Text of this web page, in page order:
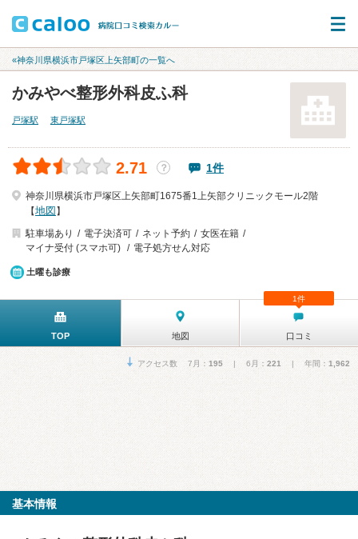
«神奈川県横浜市戸塚区上矢部町の一覧へ
かみやべ整形外科皮ふ科
戸塚駅 東戸塚駅
2.71 ？ 1件
神奈川県横浜市戸塚区上矢部町1675番1上矢部クリニックモール2階
【地図 】
駐車場あり
電子決済可 ネット予約
女医在籍
マイナ受付 (スマホ可)
電子処方せん対応
土曜も診療
TOP 地図 口コミ
1件
アクセス数 7月： 195 | 6月： 221 | 年間： 1,962
基本情報